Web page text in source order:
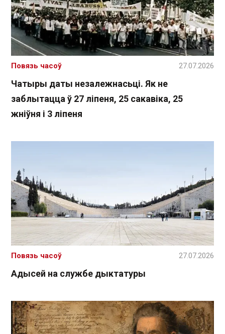
Чатыры даты незалежнасьці. Як не
заблытацца ў 27 ліпеня, 25 сакавіка, 25
жніўня і 3 ліпеня
Повязь часоў 27.07.2026
Адысей на службе дыктатуры
Повязь часоў 27.07.2026